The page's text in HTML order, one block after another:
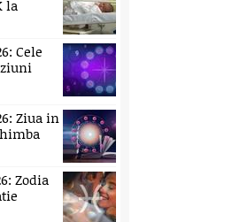
la
Cele
Ziua in
Zodia